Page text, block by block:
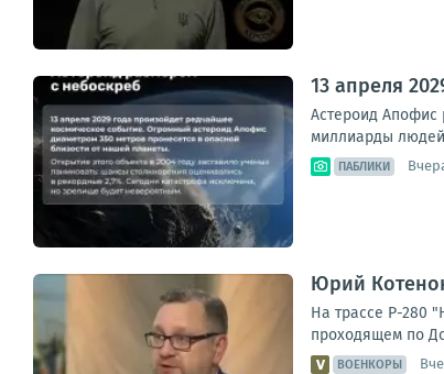
13 апреля
Астероид Апофис
миллиарды людей
ПАБЛИКИ
Юрий
На трассе Р-280
проходящем по
ВОЕНКОРЫ